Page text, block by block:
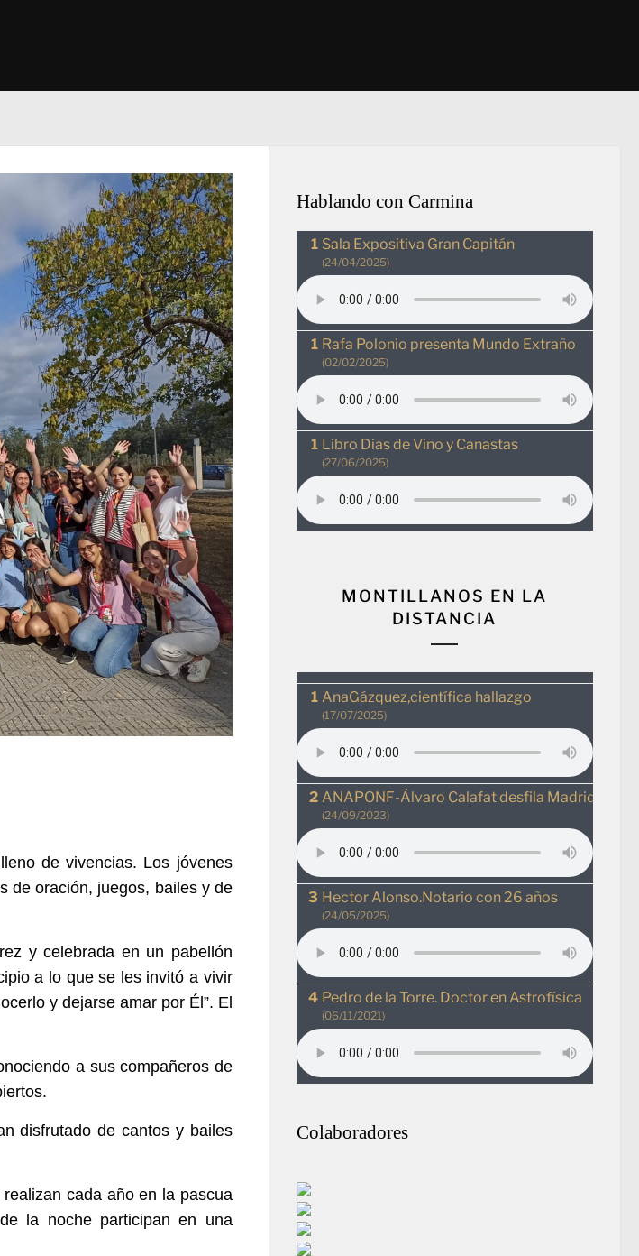
de vivencias. Los jóvenes
de oración, juegos, bailes y de
y celebrada en un pabellón
a lo que se les invitó a vivir
y dejarse amar por Él”. El
a sus compañeros de
disfrutado de cantos y bailes
cada año en la pascua
la noche participan en una
Hablando con Carmina
Sala Expositiva Gran Capitán
(24/04/2025)
Rafa Polonio presenta Mundo Extraño
(02/02/2025)
Libro Dias de Vino y Canastas
(27/06/2025)
MONTILLANOS EN LA
DISTANCIA
AnaGázquez,científica hallazgo
(17/07/2025)
ANAPONF-Álvaro Calafat desfila MadridRio
(24/09/2023)
Hector Alonso.Notario con 26 años
(24/05/2025)
Pedro de la Torre. Doctor en Astrofísica
(06/11/2021)
Colaboradores